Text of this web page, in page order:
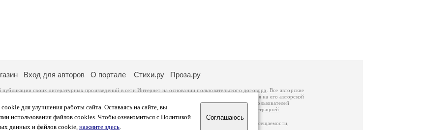
для улучшения работы сайта. Оставаясь на сайте, вы
использования файлов cookies. Чтобы ознакомиться с Политикой
данных и файлов cookie, нажмите здесь.
Соглашаюсь
Вход для авторов О портале Стихи.ру Проза.ру
своих литературных произведений в сети Интернет на основаниипользовательского договора
. Все авторские
. Перепечатка произведений возможна только с согласия его автора, к которому вы можете обратиться на его авторской
на основании
законодательства Российской Федерации. Данные пользователей
данных. Вы также можете посмотреть более подробнуюинформацию о портале связаться с администрацией
которые в общей сумме просматривают более полумиллиона страниц по данным счетчика посещаемости,